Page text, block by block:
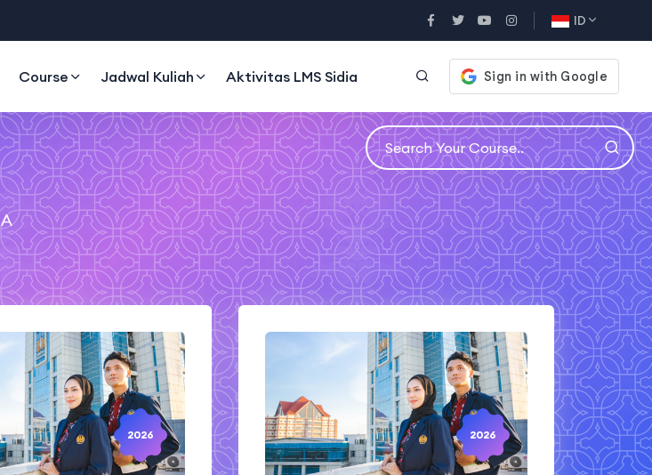
ID
Course Jadwal Kuliah Aktivitas LMS Sidia
2026 2026